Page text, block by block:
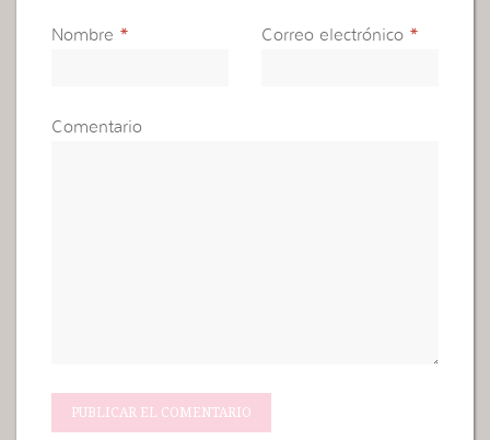
Nombre * Correo electrónico *
Comentario